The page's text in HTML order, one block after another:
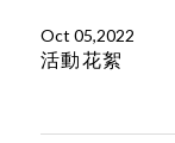
Oct 05,2022
活動花絮